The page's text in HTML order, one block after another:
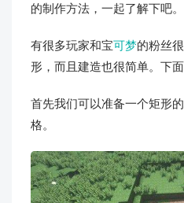
的制作方法，一起了解下吧。
有很多玩家和宝可梦的粉丝
形，而且建造也很简单。下
首先我们可以准备一个矩形
格。